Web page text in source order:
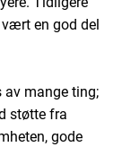
en god del
av mange ting;
støtte fra
gode